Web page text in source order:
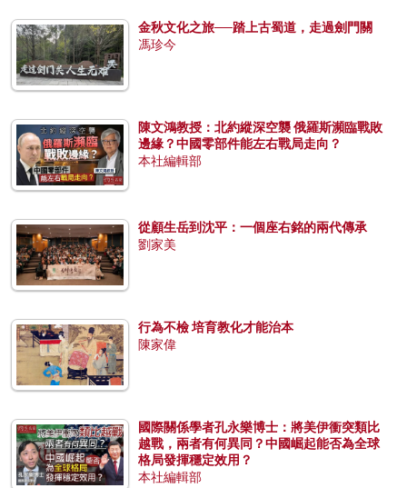
金秋文化之旅──踏上古蜀道，走過劍門關
馮珍今
陳文鴻教授：北約縱深空襲 俄羅斯瀕臨戰敗
邊緣？中國零部件能左右戰局走向？
本社編輯部
從顧生岳到沈平：一個座右銘的兩代傳承
劉家美
行為不檢 培育教化才能治本
陳家偉
國際關係學者孔永樂博士：將美伊衝突類比
越戰，兩者有何異同？中國崛起能否為全球
格局發揮穩定效用？
本社編輯部